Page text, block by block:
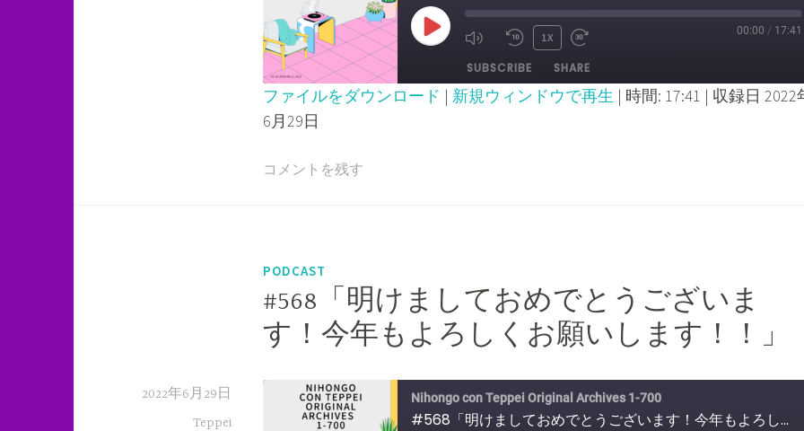
PLAY
EPISODE
MUTE/UNMUTE
EPISODE
REWIND
10
1X
FORWARD
00:00 / 17:41
SUBSCRIBE SHARE
SHARE
ファイルをダウンロード | 新規ウィンドウで再生 | 時間: 17:41 | 収録日 2022
6月29日
コメントを残す
PODCAST
#568「明けましておめでとうございま
す！今年もよろしくお願いします！！」
2022年6月29日
Teppei
Nihongo con Teppei Original Archives 1-700
#568「明けましておめでとうございます！今年もよろしくお願いします！！」